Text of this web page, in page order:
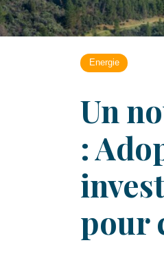
Energie
Un
:
pour